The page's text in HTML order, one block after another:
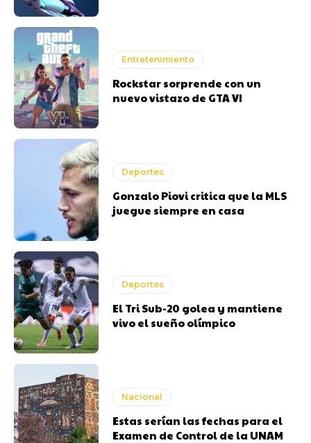
Entretenimiento
Rockstar sorprende con un
nuevo vistazo de GTA VI
Deportes
Gonzalo Piovi critica que la MLS
juegue siempre en casa
Deportes
El Tri Sub-20 golea y mantiene
vivo el sueño olímpico
Nacional
Estas serían las fechas para el
Examen de Control de la UNAM